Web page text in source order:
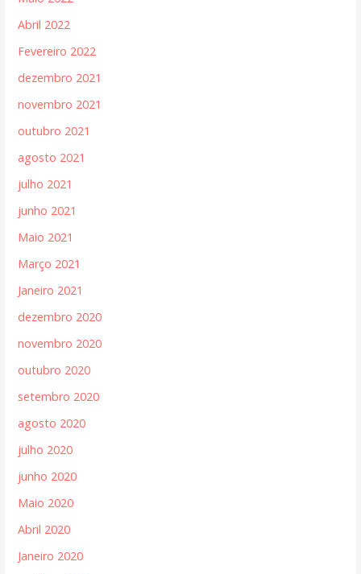
Abril 2022
Fevereiro 2022
dezembro 2021
novembro 2021
outubro 2021
agosto 2021
julho 2021
junho 2021
Maio 2021
Março 2021
Janeiro 2021
dezembro 2020
novembro 2020
outubro 2020
setembro 2020
agosto 2020
julho 2020
junho 2020
Maio 2020
Abril 2020
Janeiro 2020